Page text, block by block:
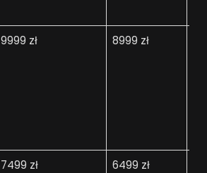
9999 zł 8999 zł
7499 zł 6499 zł